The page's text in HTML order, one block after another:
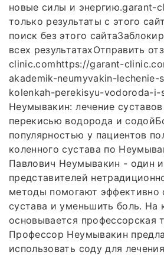
новые силы и энергию.garant-
только результаты с этого
поиск без этого
всех результатахОтправить
clinic.comhttps://garant-
akademik-neumyvakin-
kolenkah-perekisyu-vodoroda-
Неумывакин: лечение
перекисью водорода и
популярностью у пациентов
коленного сустава по
Павлович Неумывакин - один
представителей
методы помогают эффективно
сустава и уменьшить боль. На
основывается профессорская
Профессор Неумывакин
использовать соду для